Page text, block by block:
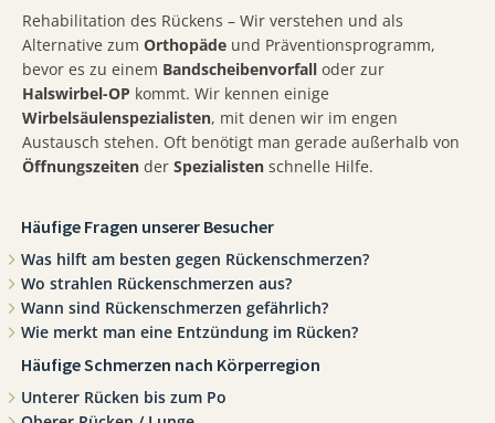
Rehabilitation des Rückens – Wir verstehen und als
Alternative zum Orthopäde und Präventionsprogramm,
bevor es zu einem Bandscheibenvorfall oder zur
Halswirbel-OP kommt. Wir kennen einige
Wirbelsäulenspezialisten, mit denen wir im engen
Austausch stehen. Oft benötigt man gerade außerhalb von
Öffnungszeiten der Spezialisten schnelle Hilfe.
Häufige Fragen unserer Besucher
Was hilft am besten gegen Rückenschmerzen?
Wo strahlen Rückenschmerzen aus?
Wann sind Rückenschmerzen gefährlich?
Wie merkt man eine Entzündung im Rücken?
Häufige Schmerzen nach Körperregion
Unterer Rücken bis zum Po